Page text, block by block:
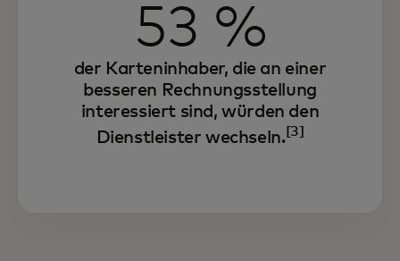
53 %
der Karteninhaber, die an einer
besseren Rechnungsstellung
interessiert sind, würden den
Dienstleister wechseln. [3]